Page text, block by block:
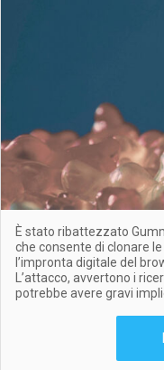
È stato ribattezzato
che consente di clonare
l’impronta digitale del
L’attacco, avvertono i
potrebbe avere gravi